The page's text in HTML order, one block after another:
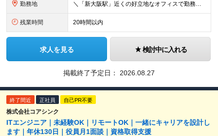
勤務地 ＼「新大阪駅」近くの好立地なオフィスで勤務！転勤なし・UIターン歓迎／ ▼大阪支店▼ 大阪府大阪市淀川区西中島5-3-8 リードシー新大阪ビル8F 勤務地（変更の範囲）： 変更なし ＜★ここがノ
残業時間 20時間以内
求人を見る 検討中に入れる
掲載終了予定日： 2026.08.27
終了間近 正社員 自己PR不要
株式会社コアシンク
ITエンジニア｜未経験OK｜リモートOK｜一緒にキャリアを設計し
ます｜年休130日｜役員月1面談｜資格取得支援